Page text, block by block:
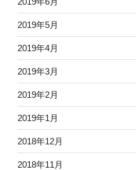
2019年5月
2019年4月
2019年3月
2019年2月
2019年1月
2018年12月
2018年11月